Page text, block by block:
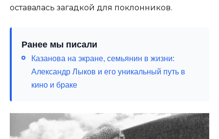
оставалась загадкой для поклонников.
Ранее мы писали
Казанова на экране, семьянин в жизни:
Александр Лыков и его уникальный путь в
кино и браке